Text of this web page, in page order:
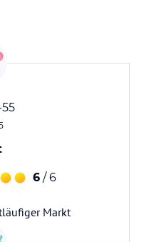
55
6 / 6
Markt